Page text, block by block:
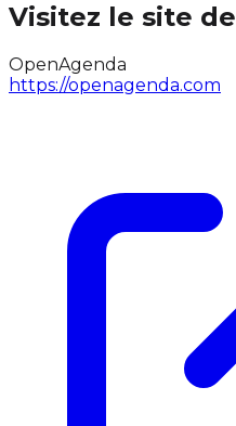
Visitez le site de
OpenAgenda
https://openagenda.com